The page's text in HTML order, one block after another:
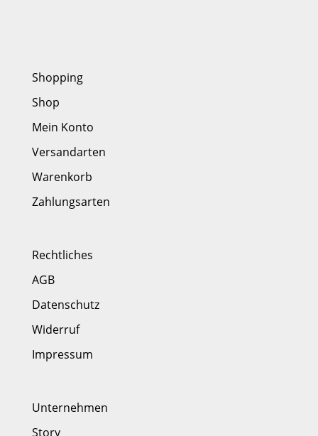
Shopping
Shop
Mein Konto
Versandarten
Warenkorb
Zahlungsarten
Rechtliches
AGB
Datenschutz
Widerruf
Impressum
Unternehmen
Story